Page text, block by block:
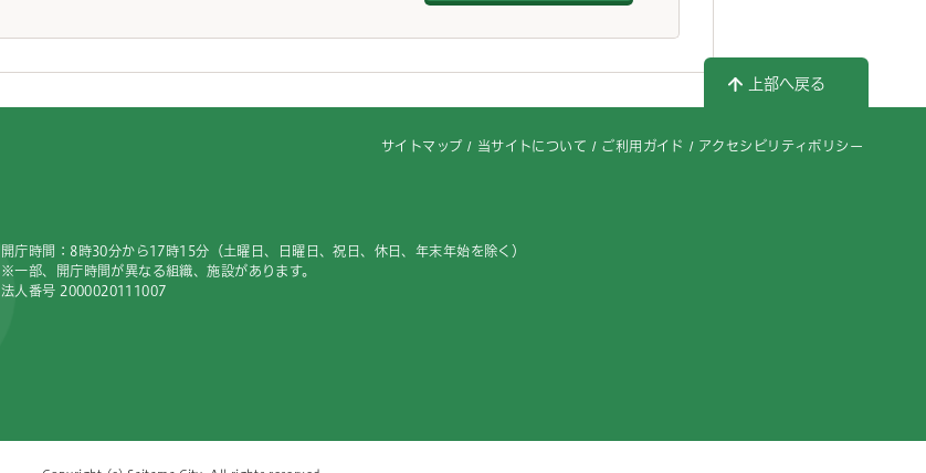
上部へ戻る
サイトマップ 当サイトについて ご利用ガイド アクセシビリティポリシー
開庁時間：8時30分から17時15分（土曜日、日曜日、祝日、休日、年末年始を除く）
※一部、開庁時間が異なる組織、施設があります。
法人番号 2000020111007